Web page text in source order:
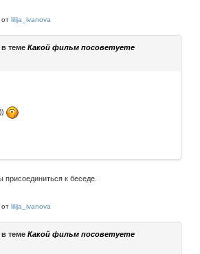
от lilija_ivanova
в теме Какой фильм посоветуете
присоединиться к беседе.
от lilija_ivanova
в теме Какой фильм посоветуете